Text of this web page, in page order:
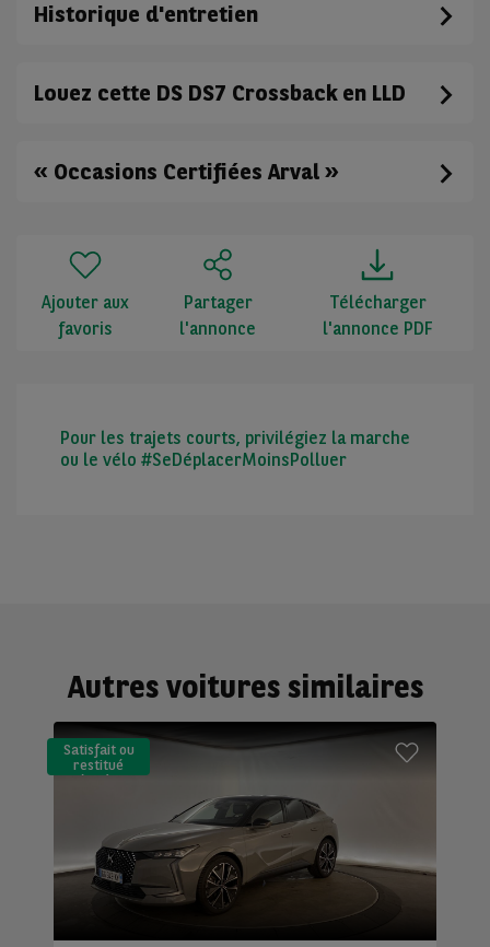
Historique d'entretien
Louez cette DS DS7 Crossback en LLD
« Occasions Certifiées Arval »
Ajouter aux
favoris
Partager
l'annonce
Télécharger
l'annonce PDF
Pour les trajets courts, privilégiez la marche
ou le vélo #SeDéplacerMoinsPolluer
Autres voitures similaires
Satisfait ou
restitué
(LLD)*